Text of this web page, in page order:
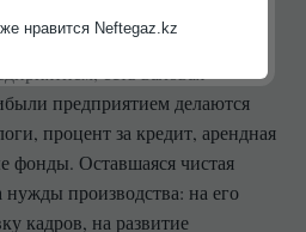
товаров и услуг над
и продажу этих товаров. Вся
есть валовая
предприятием делаются
процент за кредит, арендная
фонды. Оставшаяся чистая
нужды производства: на его
кадров, на развитие
нравится Neftegaz.kz